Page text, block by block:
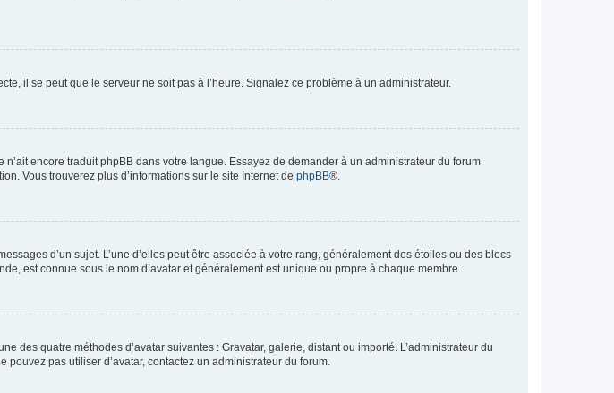
il se peut que le serveur ne soit pas à l’heure. Signalez ce problème à un administrateur.
encore traduit phpBB dans votre langue. Essayez de demander à un administrateur du forum
Vous trouverez plus d’informations sur le site Internet de phpBB®.
d’un sujet. L’une d’elles peut être associée à votre rang, généralement des étoiles ou des blocs
est connue sous le nom d’avatar et généralement est unique ou propre à chaque membre.
des quatre méthodes d’avatar suivantes : Gravatar, galerie, distant ou importé. L’administrateur du
pas utiliser d’avatar, contactez un administrateur du forum.